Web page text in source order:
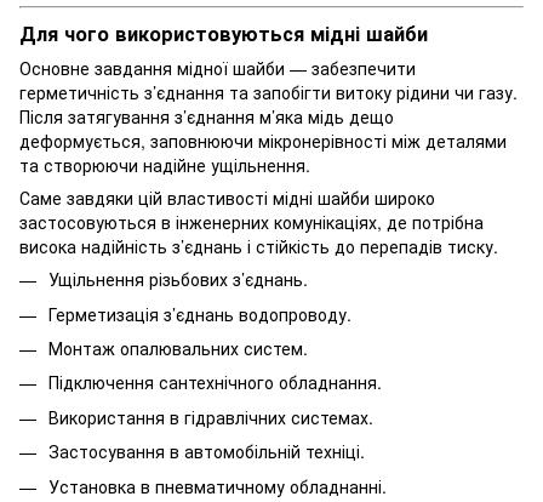
Для чого використовуються мідні шайби
Основне завдання мідної шайби — забезпечити
герметичність з’єднання та запобігти витоку рідини чи газу.
Після затягування з’єднання м’яка мідь дещо
деформується, заповнюючи мікронерівності між деталями
та створюючи надійне ущільнення.
Саме завдяки цій властивості мідні шайби широко
застосовуються в інженерних комунікаціях, де потрібна
висока надійність з’єднань і стійкість до перепадів тиску.
Ущільнення різьбових з’єднань.
Герметизація з’єднань водопроводу.
Монтаж опалювальних систем.
Підключення сантехнічного обладнання.
Використання в гідравлічних системах.
Застосування в автомобільній техніці.
Установка в пневматичному обладнанні.